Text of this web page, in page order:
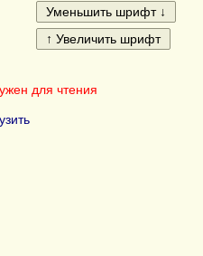
для чтения